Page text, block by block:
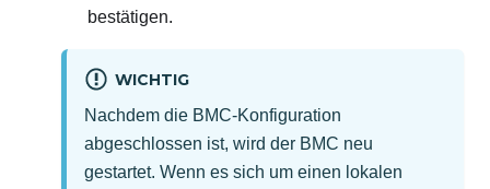
bestätigen.
WICHTIG
Nachdem die BMC-Konfiguration
abgeschlossen ist, wird der BMC neu
gestartet. Wenn es sich um einen lokalen